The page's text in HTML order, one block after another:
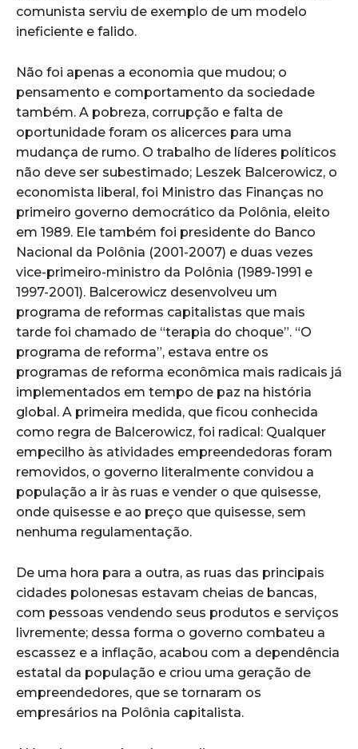
comunista serviu de exemplo de um modelo
ineficiente e falido.
Não foi apenas a economia que mudou; o
pensamento e comportamento da sociedade
também. A pobreza, corrupção e falta de
oportunidade foram os alicerces para uma
mudança de rumo. O trabalho de líderes políticos
não deve ser subestimado; Leszek Balcerowicz, o
economista liberal, foi Ministro das Finanças no
primeiro governo democrático da Polônia, eleito
em 1989. Ele também foi presidente do Banco
Nacional da Polônia (2001-2007) e duas vezes
vice-primeiro-ministro da Polônia (1989-1991 e
1997-2001). Balcerowicz desenvolveu um
programa de reformas capitalistas que mais
tarde foi chamado de “terapia do choque”. “O
programa de reforma”, estava entre os
programas de reforma econômica mais radicais já
implementados em tempo de paz na história
global. A primeira medida, que ficou conhecida
como regra de Balcerowicz, foi radical: Qualquer
empecilho às atividades empreendedoras foram
removidos, o governo literalmente convidou a
população a ir às ruas e vender o que quisesse,
onde quisesse e ao preço que quisesse, sem
nenhuma regulamentação.
De uma hora para a outra, as ruas das principais
cidades polonesas estavam cheias de bancas,
com pessoas vendendo seus produtos e serviços
livremente; dessa forma o governo combateu a
escassez e a inflação, acabou com a dependência
estatal da população e criou uma geração de
empreendedores, que se tornaram os
empresários na Polônia capitalista.